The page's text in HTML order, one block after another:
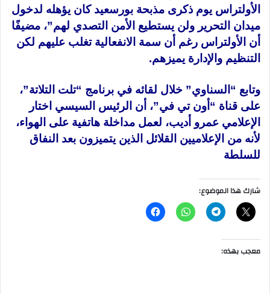
الأولتراس يوم ذكرى مذبحة بورسعيد كان يؤهله لدخول
ميدان التحرير ولن يستطيع الأمن التصدي لهم”، مضيفًا
أن الأولتراس رغم أن سمة الانفعالية تغلب عليهم لكن
التنظيم والإدارة يميزهم.
وتابع “السناوي” خلال لقائه في برنامج “تلت التلاتة”،
على قناة “أون تي في”، أن الرئيس السيسي اختار
الإعلامي عمرو أديب، لعمل مداخلة هاتفية على الهواء،
لأنه من الإعلاميين القلائل الذين يتميزون بعد النفاق
للسلطة
شارك هذا الموضوع:
معجب بهذه: